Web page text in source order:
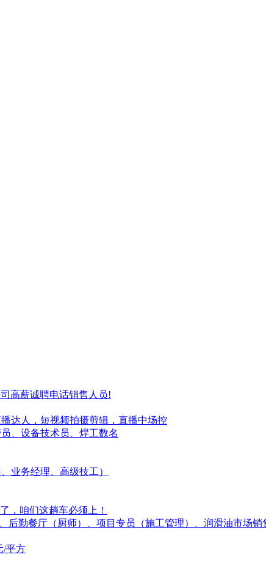
高薪诚聘电话销售人员!
达人，短视频拍摄剪辑，直播中场控
、设备技术员、焊工数名
业务经理、高级技工）
，咱们这趟车必须上！
勤餐厅（厨师）、项目专员（施工管理）、润滑油市场销
/平方